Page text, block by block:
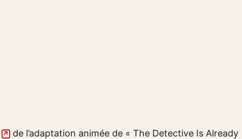
de l’adaptation animée de « The Detective Is Already